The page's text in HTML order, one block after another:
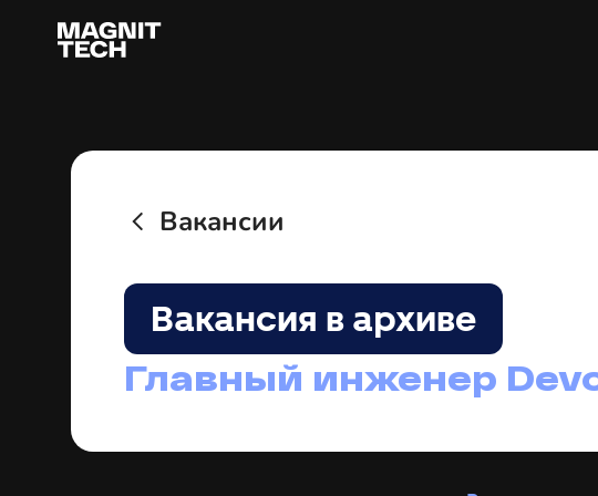
Вакансии
Вакансия в архиве
Главный инженер